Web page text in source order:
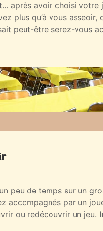
après avoir choisi votre
plus qu’à vous asseoir,
peut-être serez-vous
peu de temps sur un
accompagnés par un
ou redécouvrir un jeu.